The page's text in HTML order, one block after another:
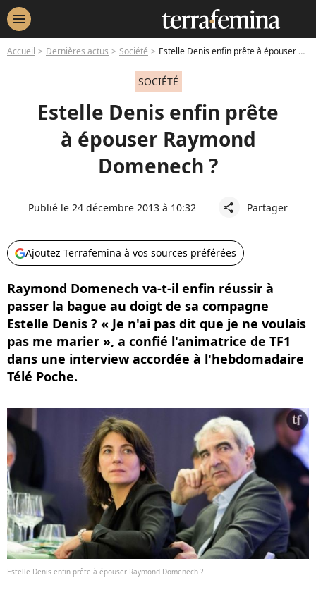
menu
Accueil Dernières actus Société Estelle Denis enfin prête à épouser Raymond Domenech ?
SOCIÉTÉ
Estelle Denis enfin prête
à épouser Raymond
Domenech ?
Publié le 24 décembre 2013 à 10:32 share Partager
Ajoutez Terrafemina à vos sources préférées
Raymond Domenech va-t-il enfin réussir à
passer la bague au doigt de sa compagne
Estelle Denis ? « Je n'ai pas dit que je ne voulais
pas me marier », a confié l'animatrice de TF1
dans une interview accordée à l'hebdomadaire
Télé Poche.
Estelle Denis enfin prête à épouser Raymond Domenech ?